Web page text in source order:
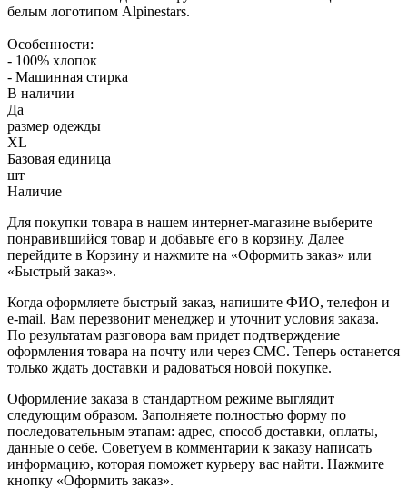
белым логотипом Alpinestars.
Особенности:
- 100% хлопок
- Машинная стирка
В наличии
Да
размер одежды
XL
Базовая единица
шт
Наличие
Для покупки товара в нашем интернет-магазине выберите
понравившийся товар и добавьте его в корзину. Далее
перейдите в Корзину и нажмите на «Оформить заказ» или
«Быстрый заказ».
Когда оформляете быстрый заказ, напишите ФИО, телефон и
e-mail. Вам перезвонит менеджер и уточнит условия заказа.
По результатам разговора вам придет подтверждение
оформления товара на почту или через СМС. Теперь останется
только ждать доставки и радоваться новой покупке.
Оформление заказа в стандартном режиме выглядит
следующим образом. Заполняете полностью форму по
последовательным этапам: адрес, способ доставки, оплаты,
данные о себе. Советуем в комментарии к заказу написать
информацию, которая поможет курьеру вас найти. Нажмите
кнопку «Оформить заказ».